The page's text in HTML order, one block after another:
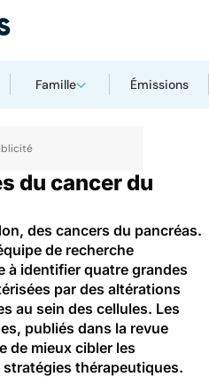
Famille Émissions
du pancréas
du cancer du
des cancers du pancréas.
de recherche
à identifier quatre grandes
par des altérations
au sein des cellules. Les
publiés dans la revue
de mieux cibler les
thérapeutiques.